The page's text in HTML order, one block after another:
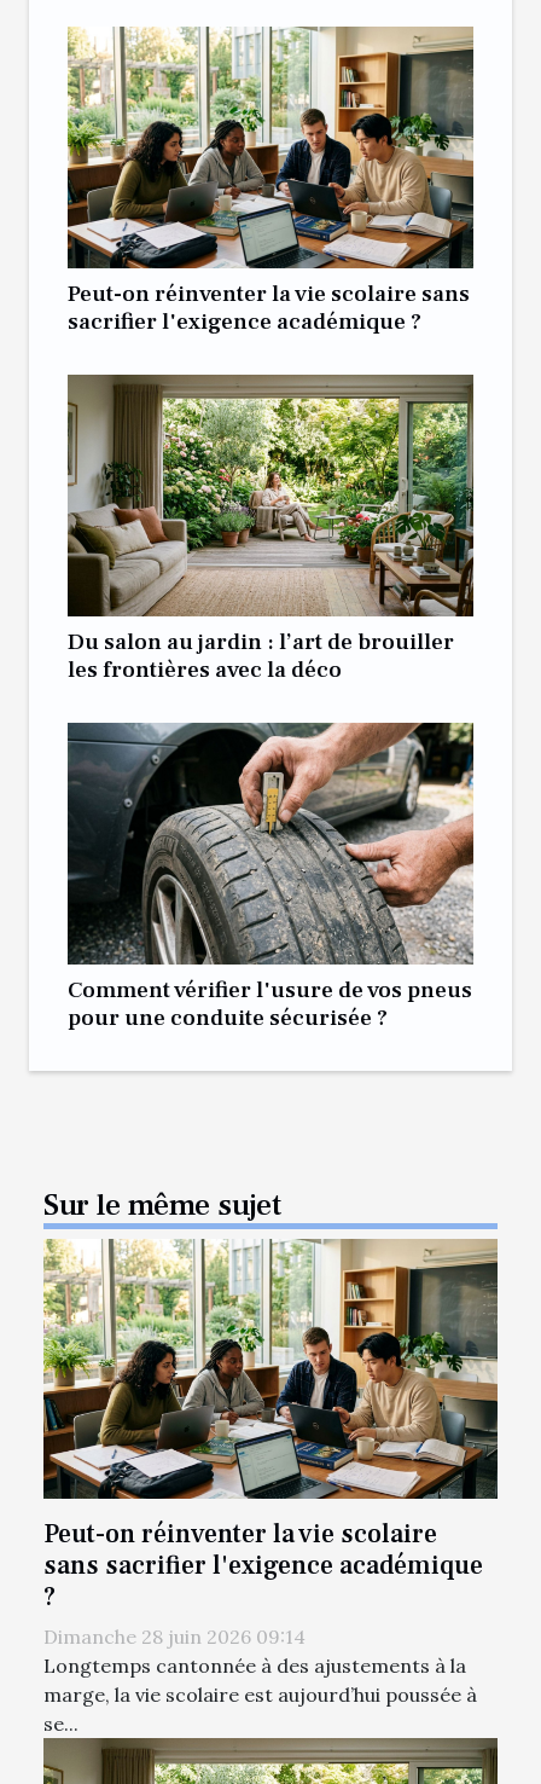
Peut-on réinventer la vie scolaire sans
sacrifier l'exigence académique ?
Du salon au jardin : l’art de brouiller
les frontières avec la déco
Comment vérifier l'usure de vos pneus
pour une conduite sécurisée ?
Sur le même sujet
Peut-on réinventer la vie scolaire
sans sacrifier l'exigence académique
?
Dimanche 28 juin 2026 09:14
Longtemps cantonnée à des ajustements à la
marge, la vie scolaire est aujourd’hui poussée à
se...